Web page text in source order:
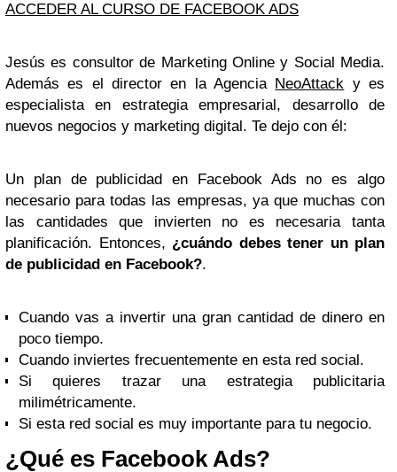
ACCEDER AL CURSO DE FACEBOOK ADS
Jesús es consultor de Marketing Online y Social Media.
Además es el director en la Agencia NeoAttack y es
especialista en estrategia empresarial, desarrollo de
nuevos negocios y marketing digital. Te dejo con él:
Un plan de publicidad en Facebook Ads no es algo
necesario para todas las empresas, ya que muchas con
las cantidades que invierten no es necesaria tanta
planificación. Entonces, ¿cuándo debes tener un plan
de publicidad en Facebook?.
Cuando vas a invertir una gran cantidad de dinero en
poco tiempo.
Cuando inviertes frecuentemente en esta red social.
Si quieres trazar una estrategia publicitaria
milimétricamente.
Si esta red social es muy importante para tu negocio.
¿Qué es Facebook Ads?